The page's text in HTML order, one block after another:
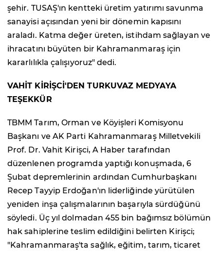
şehir. TUSAŞ'ın kentteki üretim yatırımı savunma
sanayisi açısından yeni bir dönemin kapısını
araladı. Katma değer üreten, istihdam sağlayan ve
ihracatını büyüten bir Kahramanmaraş için
kararlılıkla çalışıyoruz" dedi.
VAHİT KİRİŞCİ'DEN TURKUVAZ MEDYAYA
TEŞEKKÜR
TBMM Tarım, Orman ve Köyişleri Komisyonu
Başkanı ve AK Parti Kahramanmaraş Milletvekili
Prof. Dr. Vahit Kirişci, A Haber tarafından
düzenlenen programda yaptığı konuşmada, 6
Şubat depremlerinin ardından Cumhurbaşkanı
Recep Tayyip Erdoğan'ın liderliğinde yürütülen
yeniden inşa çalışmalarının başarıyla sürdüğünü
söyledi. Üç yıl dolmadan 455 bin bağımsız bölümün
hak sahiplerine teslim edildiğini belirten Kirişci;
"Kahramanmaraş'ta sağlık, eğitim, tarım, ticaret